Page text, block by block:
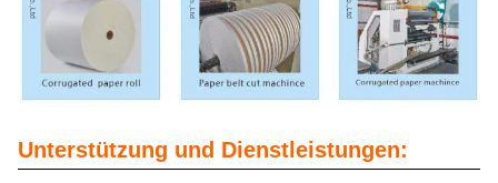
Unterstützung und Dienstleistungen: